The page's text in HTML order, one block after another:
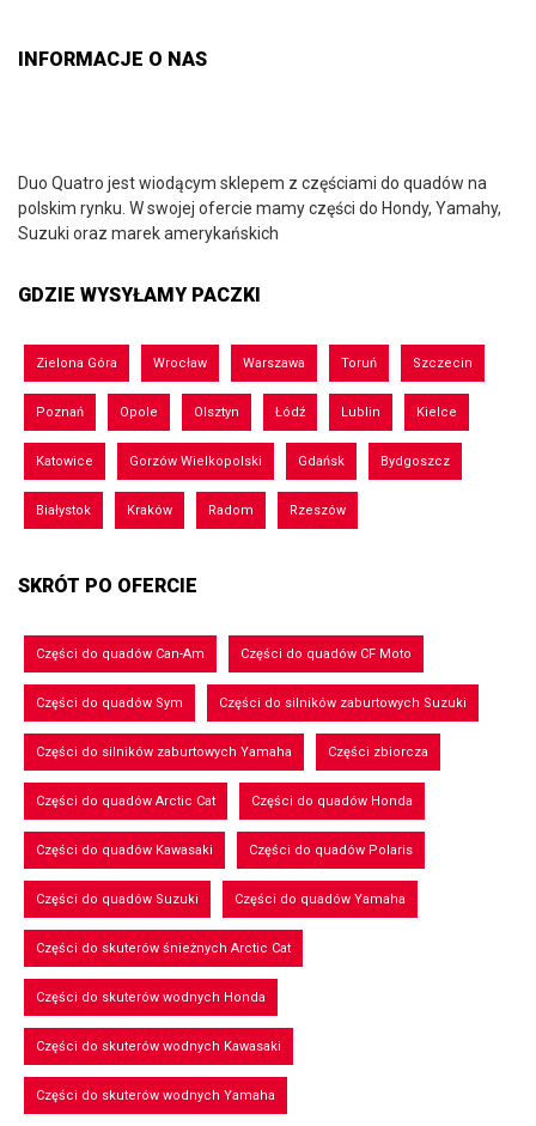
INFORMACJE O NAS
Duo Quatro jest wiodącym sklepem z częściami do quadów na
polskim rynku. W swojej ofercie mamy części do Hondy, Yamahy,
Suzuki oraz marek amerykańskich
GDZIE WYSYŁAMY PACZKI
Zielona Góra Wrocław Warszawa Toruń Szczecin
Poznań Opole Olsztyn Łódź Lublin Kielce
Katowice Gorzów Wielkopolski Gdańsk Bydgoszcz
Białystok Kraków Radom Rzeszów
SKRÓT PO OFERCIE
Części do quadów Can-Am Części do quadów CF Moto
Części do quadów Sym Części do silników zaburtowych Suzuki
Części do silników zaburtowych Yamaha Części zbiorcza
Części do quadów Arctic Cat Części do quadów Honda
Części do quadów Kawasaki Części do quadów Polaris
Części do quadów Suzuki Części do quadów Yamaha
Części do skuterów śnieżnych Arctic Cat
Części do skuterów wodnych Honda
Części do skuterów wodnych Kawasaki
Części do skuterów wodnych Yamaha